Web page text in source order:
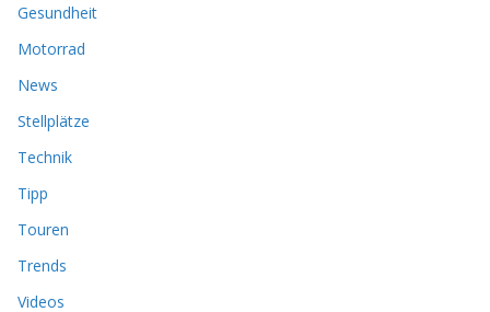
Gesundheit
Motorrad
News
Stellplätze
Technik
Tipp
Touren
Trends
Videos